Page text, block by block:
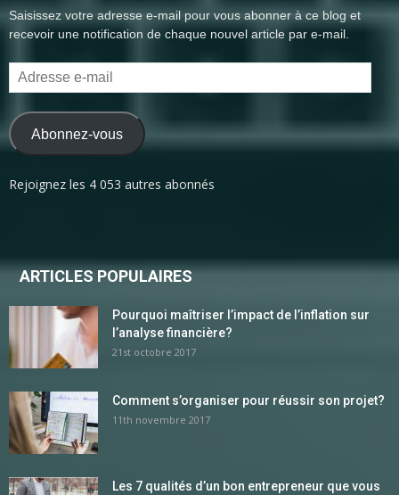
Saisissez votre adresse e-mail pour vous abonner à ce blog et
recevoir une notification de chaque nouvel article par e-mail.
Adresse
e-
mail
Abonnez-vous
Rejoignez les 4 053 autres abonnés
ARTICLES POPULAIRES
Pourquoi maîtriser l’impact de l’inflation sur
l’analyse financière?
21st octobre 2017
Comment s’organiser pour réussir son projet?
11th novembre 2017
Les 7 qualités d’un bon entrepreneur que vous